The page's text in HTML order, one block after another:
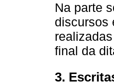
Na parte
discursos
final da
3.